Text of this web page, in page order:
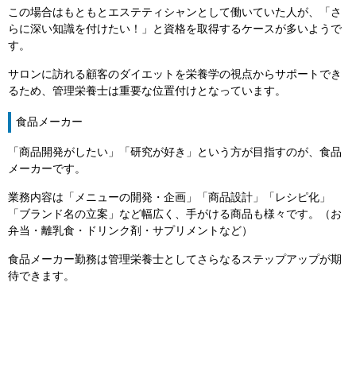
この場合はもともとエステティシャンとして働いていた人が、「さ
らに深い知識を付けたい！」と資格を取得するケースが多いようで
す。
サロンに訪れる顧客のダイエットを栄養学の視点からサポートでき
るため、管理栄養士は重要な位置付けとなっています。
食品メーカー
「商品開発がしたい」「研究が好き」という方が目指すのが、食品
メーカーです。
業務内容は「メニューの開発・企画」「商品設計」「レシピ化」
「ブランド名の立案」など幅広く、手がける商品も様々です。（お
弁当・離乳食・ドリンク剤・サプリメントなど）
食品メーカー勤務は管理栄養士としてさらなるステップアップが期
待できます。